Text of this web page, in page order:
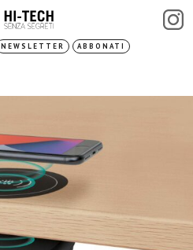
NEWSLETTER ABBONATI